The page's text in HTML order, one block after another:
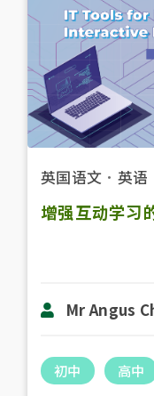
英国语文 ． 英语
增强互动学习
Mr Angus
初中 高中